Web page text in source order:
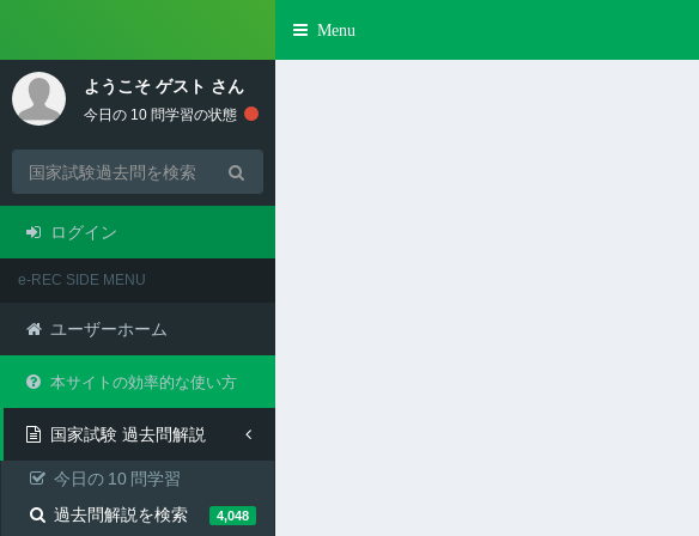
Toggle
Menu
ようこそ ゲスト さん
今日の 10 問学習の状態
ログイン
e-REC SIDE MENU
ユーザーホーム
本サイトの効率的な使い方
国家試験 過去問解説
今日の 10 問学習
過去問解説を検索
4,048